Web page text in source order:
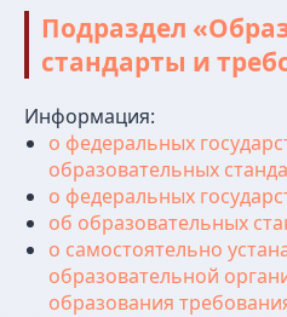
Подраздел
стандарты и
Информация:
о федеральных
образовательных
о федеральных
об образовательных
о самостоятельно
образовательной
образования
Мастерские
ДПО
© 2012 - 2026. Московский
театрального искусства им.
народного артиста СССР
И. Д. Кобзона